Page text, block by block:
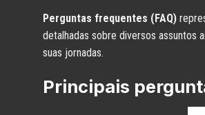
Perguntas frequentes (FAQ)
detalhadas sobre diversos assuntos
suas jornadas.
Principais